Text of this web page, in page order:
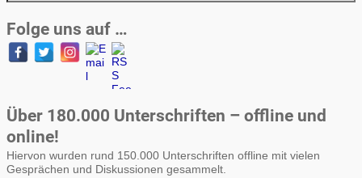
Folge uns auf …
Über 180.000 Unterschriften – offline und
online!
Hiervon wurden rund 150.000 Unterschriften offline mit vielen
Gesprächen und Diskussionen gesammelt.